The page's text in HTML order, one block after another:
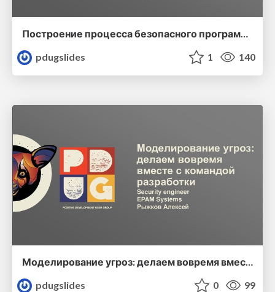
Построение процесса безопасного программирования
pdugslides
1 140
Моделирование угроз: делаем вовремя вместе с командой разработки
pdugslides
0 99